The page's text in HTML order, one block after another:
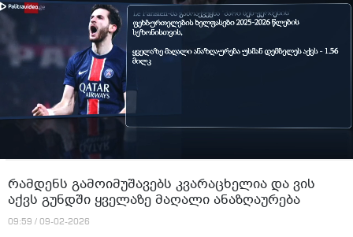
რამდენს გამოიმუშავებს კვარაცხელია და ვის
აქვს გუნდში ყველაზე მაღალი ანაზღაურება
09:59 / 09-02-2026